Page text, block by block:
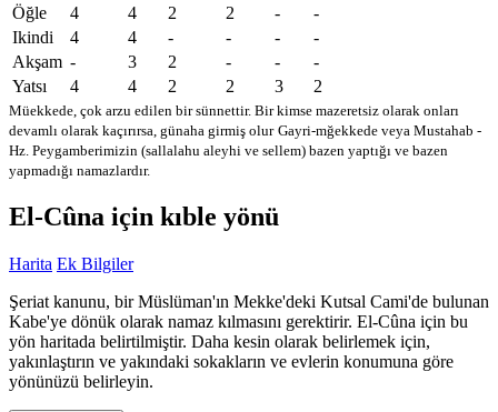
Öğle
4 4 2 2 -
-
Ikindi
4 4 - - -
-
Akşam - 3 2 - -
-
Yatsı
4 4 2 2 3 2
Müekkede, çok arzu edilen bir sünnettir. Bir kimse mazeretsiz olarak onları
devamlı olarak kaçırırsa, günaha girmiş olur Gayri-mğekkede veya Mustahab -
Hz. Peygamberimizin (sallalahu aleyhi ve sellem) bazen yaptığı ve bazen
yapmadığı namazlardır.
El-Cûna için kıble yönü
Harita Ek Bilgiler
Şeriat kanunu, bir Müslüman'ın Mekke'deki Kutsal Cami'de bulunan
Kabe'ye dönük olarak namaz kılmasını gerektirir. El-Cûna için bu
yön haritada belirtilmiştir. Daha kesin olarak belirlemek için,
yakınlaştırın ve yakındaki sokakların ve evlerin konumuna göre
yönünüzü belirleyin.